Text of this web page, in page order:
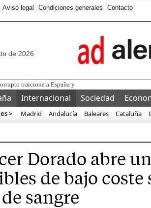
Aviso legal Condiciones generales Contacto
de 2026
traiciona a España y ofrece a Marruecos la final
Internacional Sociedad
> Madrid Andalucía Baleares Cataluña
Dorado abre
de bajo coste
sangre